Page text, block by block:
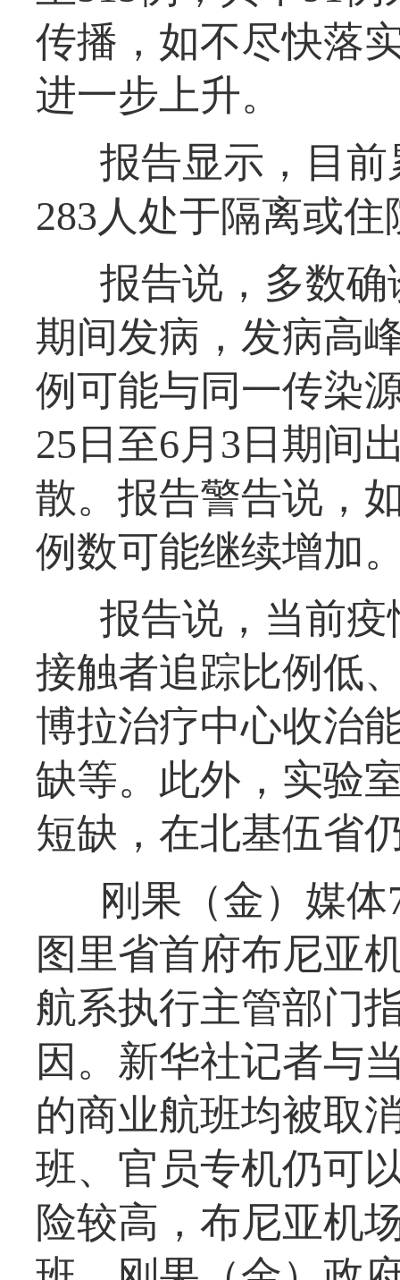
传播，如不尽快落
进一步上升。
报告显示，目
283人处于隔离或
报告说，多数确
期间发病，发病高
例可能与同一传染
25日至6月3日期间
散。报告警告说，
例数可能继续增加
报告说，当前
接触者追踪比例低
博拉治疗中心收治
缺等。此外，实验
短缺，在北基伍省
刚果（金）媒
图里省首府布尼亚
航系执行主管部门
因。新华社记者与
的商业航班均被取
班、官员专机仍可
险较高，布尼亚机